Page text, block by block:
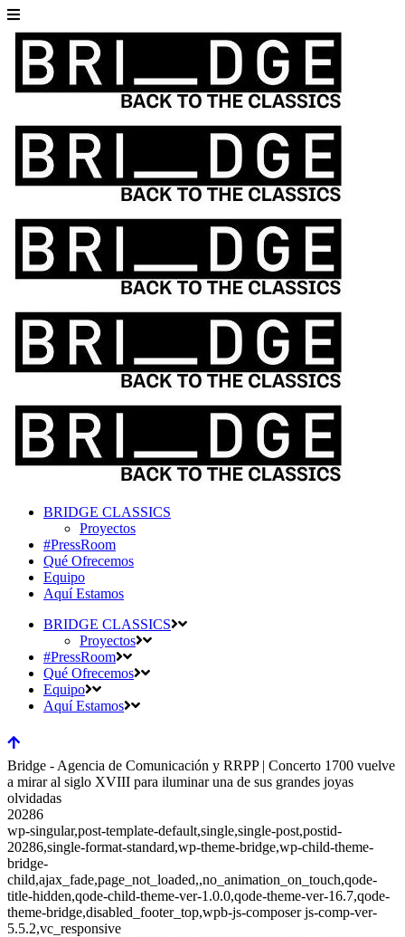
BRIDGE CLASSICS
Proyectos
#PressRoom
Qué Ofrecemos
Equipo
Aquí Estamos
BRIDGE CLASSICS
Proyectos
#PressRoom
Qué Ofrecemos
Equipo
Aquí Estamos
Bridge - Agencia de Comunicación y RRPP | Concerto 1700 vuelve
a mirar al siglo XVIII para iluminar una de sus grandes joyas
olvidadas
20286
wp-singular,post-template-default,single,single-post,postid-
20286,single-format-standard,wp-theme-bridge,wp-child-theme-
bridge-
child,ajax_fade,page_not_loaded,,no_animation_on_touch,qode-
title-hidden,qode-child-theme-ver-1.0.0,qode-theme-ver-16.7,qode-
theme-bridge,disabled_footer_top,wpb-js-composer js-comp-ver-
5.5.2,vc_responsive